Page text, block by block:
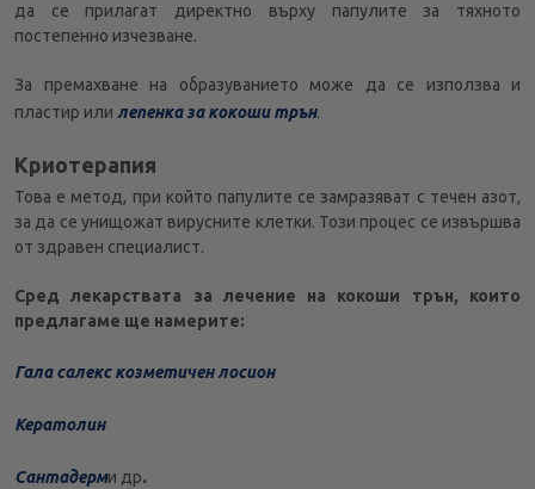
да се прилагат директно върху папулите за тяхното
постепенно изчезване.
За премахване на образуванието може да се използва и
пластир или лепенка за кокоши трън.
Криотерапия
Това е метод, при който папулите се замразяват с течен азот,
за да се унищожат вирусните клетки. Този процес се извършва
от здравен специалист.
Сред лекарствата за лечение на кокоши трън, които
предлагаме ще намерите:
Гала салекс козметичен лосион
Кератолин
Сантадерми др.